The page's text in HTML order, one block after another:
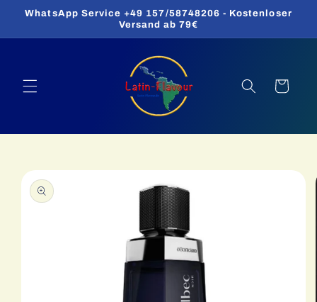
zum
WhatsApp Service +49 157/58748206 - Kostenloser
Versand ab 79€
Warenkorb